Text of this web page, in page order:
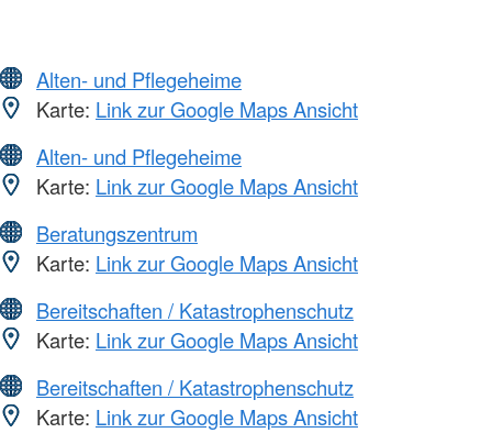
Alten- und Pflegeheime
Karte: Link zur Google Maps Ansicht
Alten- und Pflegeheime
Karte: Link zur Google Maps Ansicht
Beratungszentrum
Karte: Link zur Google Maps Ansicht
Bereitschaften / Katastrophenschutz
Karte: Link zur Google Maps Ansicht
Bereitschaften / Katastrophenschutz
Karte: Link zur Google Maps Ansicht